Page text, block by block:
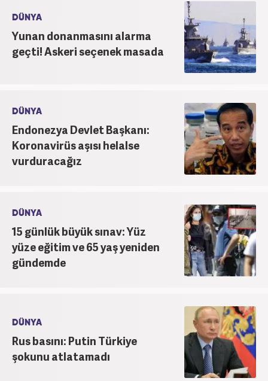
DÜNYA
Yunan donanmasını alarma
geçti! Askeri seçenek masada
DÜNYA
Endonezya Devlet Başkanı:
Koronavirüs aşısı helalse
vurduracağız
DÜNYA
15 günlük büyük sınav: Yüz
yüze eğitim ve 65 yaş yeniden
gündemde
DÜNYA
Rus basını: Putin Türkiye
şokunu atlatamadı